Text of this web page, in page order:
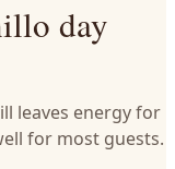
day
leaves energy for
for most guests.